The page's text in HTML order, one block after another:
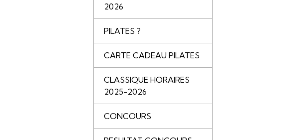
2026
PILATES ?
CARTE CADEAU PILATES
CLASSIQUE HORAIRES
2025-2026
CONCOURS